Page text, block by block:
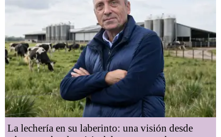
La lechería en su laberinto: una visión desde